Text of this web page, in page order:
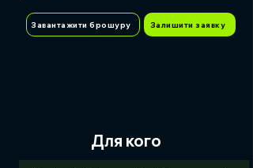
Завантажити брошуру Залишити заявку
Для кого